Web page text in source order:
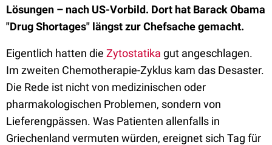
Lösungen – nach US-Vorbild. Dort hat Barack Obama
"Drug Shortages" längst zur Chefsache gemacht.
Eigentlich hatten die Zytostatika gut angeschlagen.
Im zweiten Chemotherapie-Zyklus kam das Desaster.
Die Rede ist nicht von medizinischen oder
pharmakologischen Problemen, sondern von
Lieferengpässen. Was Patienten allenfalls in
Griechenland vermuten würden, ereignet sich Tag für